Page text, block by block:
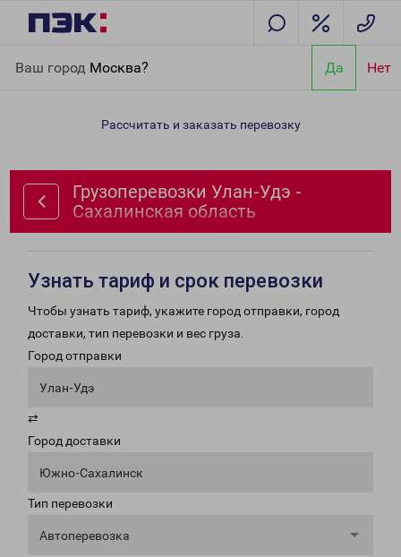
Ваш город Москва? Да Нет
Сахалинская область
Рассчитать и заказать перевозку
Грузоперевозки Улан-Удэ -
Сахалинская область
Узнать тариф и срок перевозки
Чтобы узнать тариф, укажите город отправки, город
доставки, тип перевозки и вес груза.
Город отправки
Улан-Удэ
⇄
Город доставки
Южно-Сахалинск
Тип перевозки
Автоперевозка